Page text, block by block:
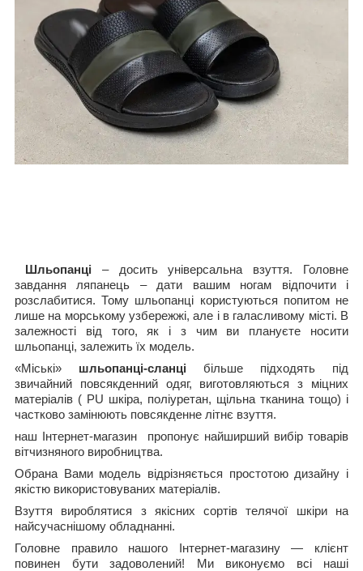
Шльопанці – досить універсальна взуття. Головне
завдання ляпанець – дати вашим ногам відпочити і
розслабитися. Тому шльопанці користуються попитом не
лише на морському узбережжі, але і в галасливому місті. В
залежності від того, як і з чим ви плануєте носити
шльопанці, залежить їх модель.
«Міські» шльопанці-сланці більше підходять під
звичайний повсякденний одяг, виготовляються з міцних
матеріалів ( PU шкіра, поліуретан, щільна тканина тощо) і
частково замінюють повсякденне літнє взуття.
наш Інтернет-магазин пропонує найширший вибір товарів
вітчизняного виробництва.
Обрана Вами модель відрізняється простотою дизайну і
якістю використовуваних матеріалів.
Взуття вироблятися з якісних сортів телячої шкіри на
найсучаснішому обладнанні.
Головне правило нашого Інтернет-магазину ― клієнт
повинен бути задоволений! Ми виконуємо всі наші